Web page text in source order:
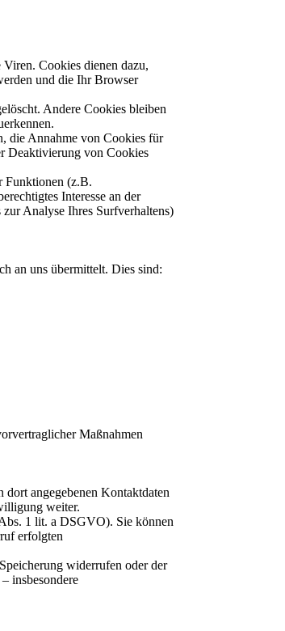
Cookies dienen dazu,
und die Ihr Browser
Andere Cookies bleiben
die Annahme von Cookies für
Deaktivierung von Cookies
Funktionen (z.B.
Interesse an der
Analyse Ihres Surfverhaltens)
an uns übermittelt. Dies sind:
Maßnahmen
angegebenen Kontaktdaten
weiter.
1 lit. a DSGVO). Sie können
erfolgten
widerrufen oder der
insbesondere